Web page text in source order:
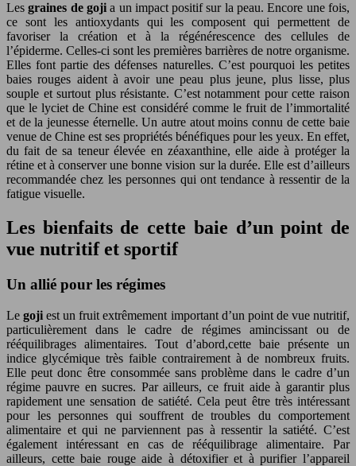
Lesgraines de gojia un impact positif sur la peau. Encore une fois,
ce sont les antioxydants qui les composent qui permettent de
favoriser la création et à la régénérescence des cellules de
l’épiderme. Celles-ci sont les premières barrières de notre organisme.
Elles font partie des défenses naturelles. C’est pourquoi les petites
baies rouges aident à avoir une peau plus jeune, plus lisse, plus
souple et surtout plus résistante. C’est notamment pour cette raison
que le lyciet de Chine est considéré comme le fruit de l’immortalité
et de la jeunesse éternelle. Un autre atout moins connu de cette baie
venue de Chine est ses propriétés bénéfiques pour les yeux. En effet,
du fait de sa teneur élevée en zéaxanthine, elle aide à protéger la
rétine et à conserver une bonne vision sur la durée. Elle est d’ailleurs
recommandée chez les personnes qui ont tendance à ressentir de la
fatigue visuelle.
Les bienfaits de cette baie d’un point de
vue nutritif et sportif
Un allié pour les régimes
Legoji est un fruit extrêmement important d’un point de vue nutritif,
particulièrement dans le cadre de régimes amincissant ou de
rééquilibrages alimentaires. Tout d’abord,cette baie présente un
indice glycémique très faible contrairement à de nombreux fruits.
Elle peut donc être consommée sans problème dans le cadre d’un
régime pauvre en sucres. Par ailleurs, ce fruit aide à garantir plus
rapidement une sensation de satiété. Cela peut être très intéressant
pour les personnes qui souffrent de troubles du comportement
alimentaire et qui ne parviennent pas à ressentir la satiété. C’est
également intéressant en cas de rééquilibrage alimentaire. Par
ailleurs, cette baie rouge aide à détoxifier et à purifier l’appareil